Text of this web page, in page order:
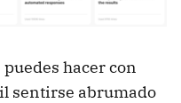
hacer con
sentirse abrumado